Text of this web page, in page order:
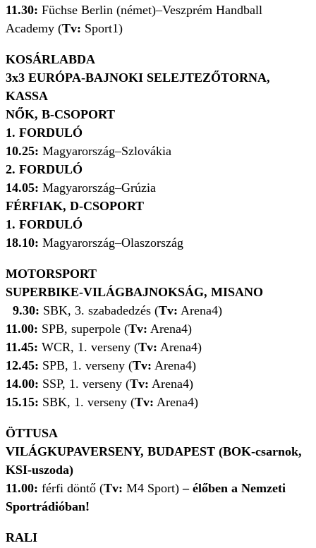
11.30: Füchse Berlin (német)–Veszprém Handball
Academy (Tv: Sport1)
KOSÁRLABDA
3x3 EURÓPA-BAJNOKI SELEJTEZŐTORNA,
KASSA
NŐK, B-CSOPORT
1. FORDULÓ
10.25: Magyarország–Szlovákia
2. FORDULÓ
14.05: Magyarország–Grúzia
FÉRFIAK, D-CSOPORT
1. FORDULÓ
18.10: Magyarország–Olaszország
MOTORSPORT
SUPERBIKE-VILÁGBAJNOKSÁG, MISANO
9.30: SBK, 3. szabadedzés (Tv: Arena4)
11.00: SPB, superpole (Tv: Arena4)
11.45: WCR, 1. verseny (Tv: Arena4)
12.45: SPB, 1. verseny (Tv: Arena4)
14.00: SSP, 1. verseny (Tv: Arena4)
15.15: SBK, 1. verseny (Tv: Arena4)
ÖTTUSA
VILÁGKUPAVERSENY, BUDAPEST (BOK-csarnok,
KSI-uszoda)
11.00: férfi döntő (Tv: M4 Sport)– élőben a Nemzeti
Sportrádióban!
RALI